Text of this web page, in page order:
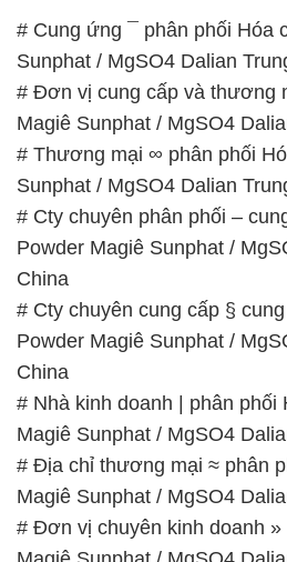
# Thương mại ∞ phân phối
Sunphat / MgSO4 Dalian
# Cty chuyên phân phối –
Powder Magiê Sunphat /
China
# Cty chuyên cung cấp § cung
Powder Magiê Sunphat /
China
# Nhà kinh doanh | phân phối
Magiê Sunphat / MgSO4
# Địa chỉ thương mại ≈ phân
Magiê Sunphat / MgSO4
# Đơn vị chuyên kinh doanh »
Magiê Sunphat / MgSO4
# Đơn vị chuyên phân phối *
Powder Magiê Sunphat /
China
# Đơn vị kinh doanh ◄ cung